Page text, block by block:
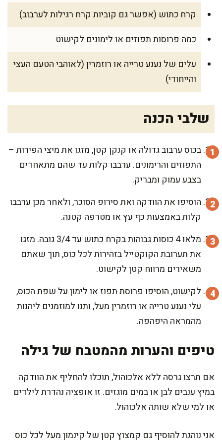
קרח כתוש (אפשר גם קוביות קרח רגילות לערבוב)
כמה פרוסות תפוזים או לימונים לקישוט
עלים של נענע טרייה או רוזמרין (לאוהבי הטעם העצי
והייחודי)
שלבי הכנה
בכוס ערבוב גדולה או קנקן קטן, מזגו את מיצי הפירות –
התפוזים והרימונים. ערבבו קלות עד שהם מתאחדים
בצבע עמוק ומבריק.
הוסיפו את הוודקה ואת סירופ הסוכר, ולאחר מכן ערבבו
קלות באמצעות כף עץ או מטרפה קטנה.
מלאו 4 כוסות גבוהות בקרח כתוש עד 3/4 גובה. מזגו
את תערובת הקוקטייל בזהירות לכל כוס, תוך שאתם
משאירים מרווח קטן לקישוט.
לקישוט, הוסיפו פרוסת תפוז או לימון על שפת הכוס,
עלי נענע טרייה או רוזמרין מעל, ותנו למוזמנים ליהנות
מהמראה היפהפה.
טיפים והערות מהמטבח של גילה
אם תרצו גרסה ללא אלכוהול, תוכלו להחליף את הוודקה
במיץ ענבים לבן או במים מוגזים. זו אופציה נהדרת לילדים
או למי שלא שותה אלכוהול.
אני נוהגת להוסיף גם קמצוץ קטן של קינמון מעל לכל כוס